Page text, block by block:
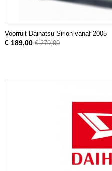
Voorruit Daihatsu Sirion vanaf 2005
€ 189,00 € 279,00